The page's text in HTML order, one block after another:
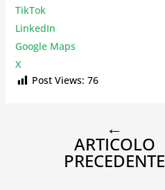
TikTok
LinkedIn
Google Maps
X
Post Views: 76
←
ARTICOLO
PRECEDENTE